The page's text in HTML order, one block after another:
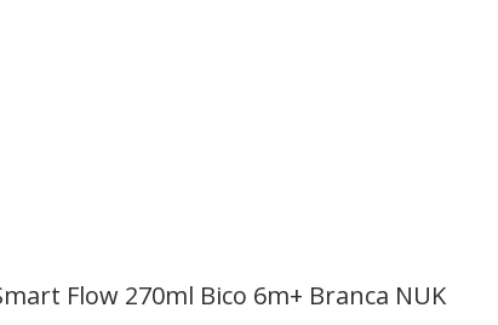
Flow 270ml Bico 6m+ Branca NUK